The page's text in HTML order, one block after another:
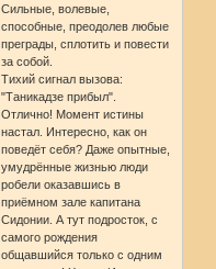
Сильные, волевые,
способные, преодолев любые
преграды, сплотить и повести
за собой.
Тихий сигнал вызова:
"Таникадзе прибыл".
Отлично! Момент истины
настал. Интересно, как он
поведёт себя? Даже опытные,
умудрённые жизнью люди
робели оказавшись в
приёмном зале капитана
Сидонии. А тут подросток, с
самого рождения
общавшийся только с одним